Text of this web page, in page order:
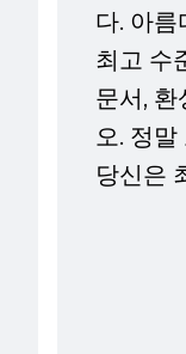
다. 아름
최고 수
문서,
오. 정
당신은